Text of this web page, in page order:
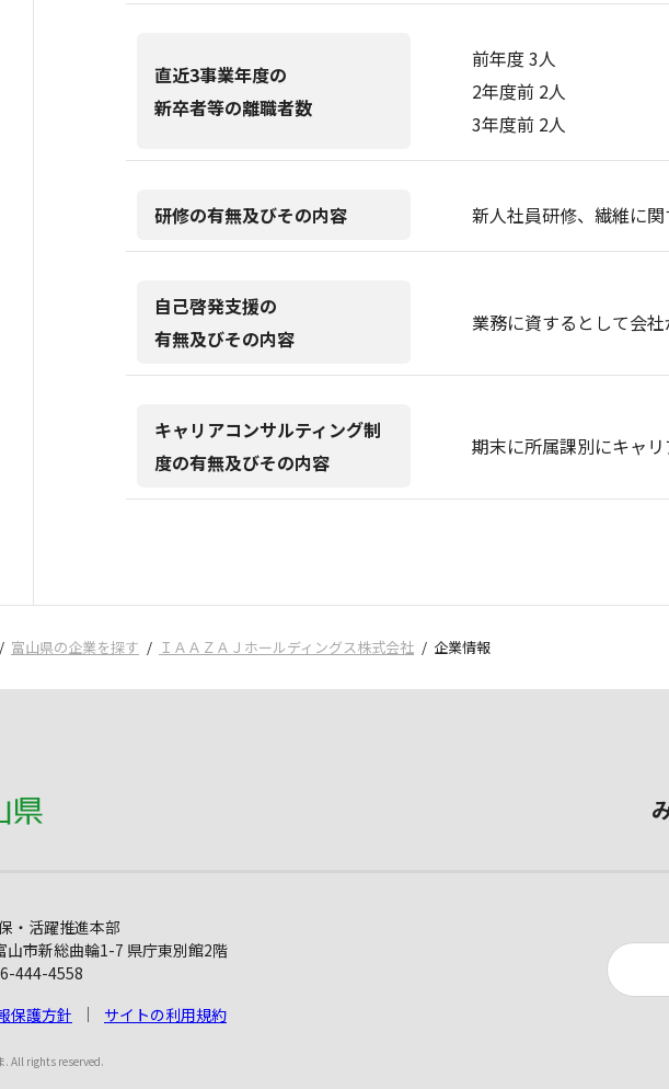
直近3事業年度の
新卒者等の離職者数
前年度 3人
2年度前 2人
3年度前 2人
研修の有無及びその内容 新人社員研修、繊維に
自己啓発支援の
有無及びその内容
業務に資するとして会
キャリアコンサルティング制
度の有無及びその内容
期末に所属課別にキャ
富山県の企業を探す ＩＡＡＺＡＪホールディングス株式会社 企業情報
・活躍推進本部
山市新総曲輪1-7 県庁東別館2階
444-4558
保護方針
サイトの利用規約
. All rights reserved.